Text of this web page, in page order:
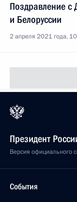
Поздравление с
и Белоруссии
2 апреля 2021 года,
Президент
Версия официального
События